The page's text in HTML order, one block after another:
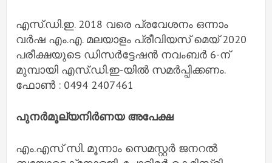
എസ്.ഡി.ഇ. 2018 വരെ പ്രവേശനം ഒന്നാം
വര്‍ഷ എം.എ. മലയാളം പ്രീവിയസ് മെയ് 2020
പരീക്ഷയുടെ ഡിസര്‍ട്ടേഷന്‍ നവംബര്‍ 6-ന്
മുമ്പായി എസ്.ഡി.ഇ-യില്‍ സമര്‍പ്പിക്കണം.
ഫോണ്‍ : 0494 2407461
പുനര്‍മൂല്യനിര്‍ണയ അപേക്ഷ
എം.എസ് സി. മൂന്നാം സെമസ്റ്റര്‍ ജനറല്‍